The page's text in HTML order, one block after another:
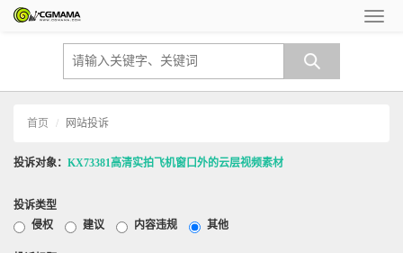
首页 网站投诉
投诉对象： KX73381高清实拍飞机窗口外的云层视频素材
投诉类型
侵权
建议 内容违规 其他